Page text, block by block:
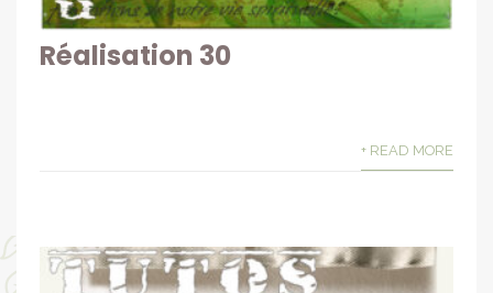
Réalisation 30
+ READ MORE